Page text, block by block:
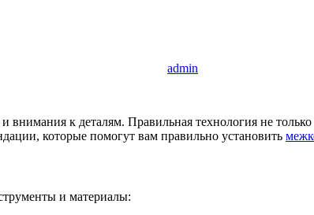
admin
к деталям. Правильная технология не
которые помогут вам правильно установить
и материалы: